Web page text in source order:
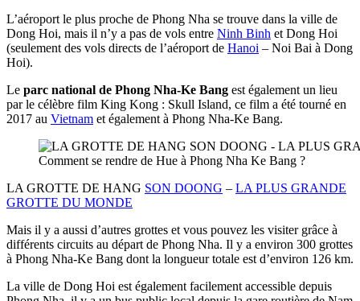
L’aéroport le plus proche de Phong Nha se trouve dans la ville de
Dong Hoi, mais il n’y a pas de vols entre Ninh Binh et Dong Hoi
(seulement des vols directs de l’aéroport de Hanoi – Noi Bai à Dong
Hoi).
Le parc national de Phong Nha-Ke Bang est également un lieu
par le célèbre film King Kong : Skull Island, ce film a été tourné en
2017 au Vietnam et également à Phong Nha-Ke Bang.
Comment se rendre de Hue à Phong Nha Ke Bang ?
LA GROTTE DE HANG SON DOONG – LA PLUS GRANDE
GROTTE DU MONDE
Mais il y a aussi d’autres grottes et vous pouvez les visiter grâce à
différents circuits au départ de Phong Nha. Il y a environ 300 grottes
à Phong Nha-Ke Bang dont la longueur totale est d’environ 126 km.
La ville de Dong Hoi est également facilement accessible depuis